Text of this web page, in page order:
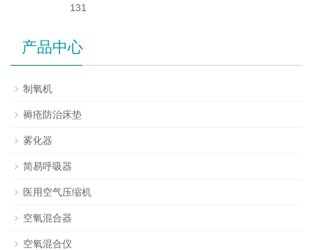
131
产品中心
制氧机
褥疮防治床垫
雾化器
简易呼吸器
医用空气压缩机
空氧混合器
空氧混合仪